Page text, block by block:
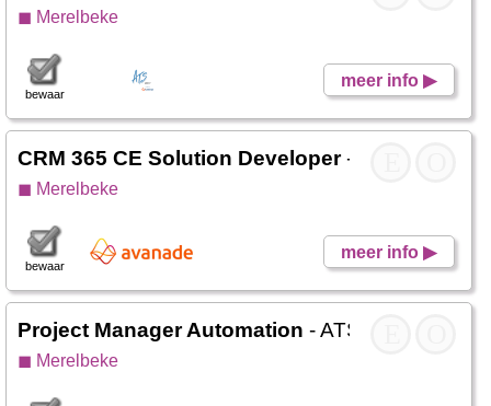
◼ Merelbeke
meer info ▶
bewaar
CRM 365 CE Solution Developer- Avanade
◼ Merelbeke
meer info ▶
bewaar
Project Manager Automation - ATS
◼ Merelbeke